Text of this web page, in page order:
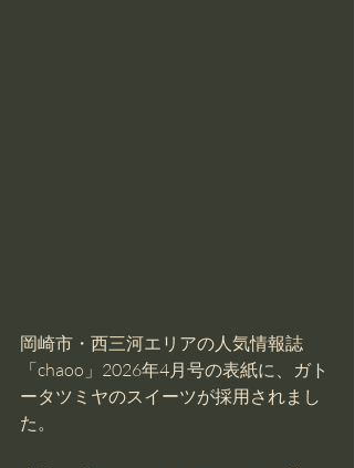
岡崎市・西三河エリアの人気情報誌
「chaoo」2026年4月号の表紙に、ガト
ータツミヤのスイーツが採用されまし
た。